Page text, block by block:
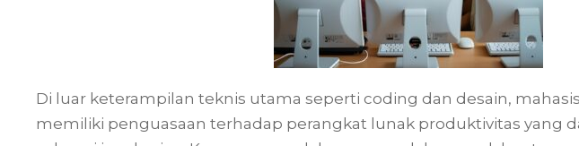
Di luar keterampilan teknis utama seperti coding dan desain,
memiliki penguasaan terhadap perangkat lunak produktivitas yang